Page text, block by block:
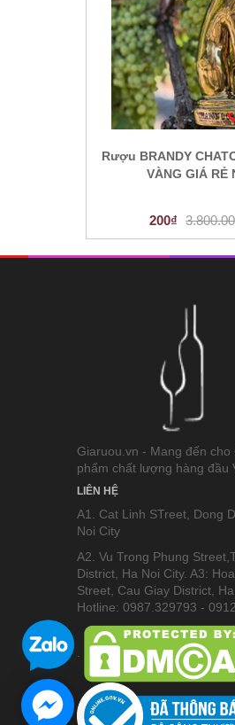
Rượu BRANDY
VÀNG GIÁ RẺ
200₫
Giaruou.vn - Mang đến cho
phẩm chất lượng hàng đầu
LIÊN HỆ
A1. Cat Linh STreet, Dong
Noi City
A2. Vu Trong Phung
District, Ha Noi City. A3:
Street, Cau Giay District, Ha
Hotline: 0987.329793 -
.